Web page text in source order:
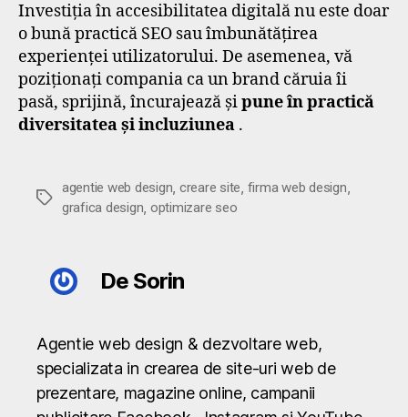
Investiția în accesibilitatea digitală nu este doar
o bună practică SEO sau îmbunătățirea
experienței utilizatorului. De asemenea, vă
poziționați compania ca un brand căruia îi
pasă, sprijină, încurajează șipune în practică
diversitatea și incluziunea .
Etichete
agentie web design, creare site, firma web design,
grafica design, optimizare seo
De Sorin
Agentie web design & dezvoltare web,
specializata in crearea de site-uri web de
prezentare, magazine online, campanii